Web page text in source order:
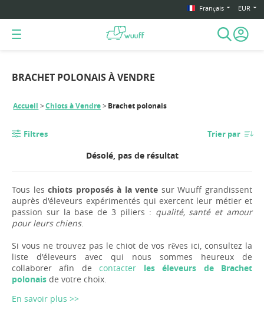
Français EUR
BRACHET POLONAIS À VENDRE
Accueil Chiots à Vendre Brachet polonais
Filtres Trier par
Désolé, pas de résultat
Tous leschiots proposés à la vente sur Wuuff grandissent
auprès d'éleveurs expérimentés qui exercent leur métier et
passion sur la base de 3 piliers : qualité, santé et amour
pour leurs chiens.
Si vous ne trouvez pas le chiot de vos rêves ici, consultez la
liste d'éleveurs avec qui nous sommes heureux de
collaborer afin decontacter les éleveurs de Brachet
polonais de votre choix.
En savoir plus >>